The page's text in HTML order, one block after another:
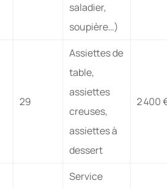
saladier,
soupière…)
29
Assiettes de
table,
assiettes
creuses,
assiettes à
dessert
2 400
Service